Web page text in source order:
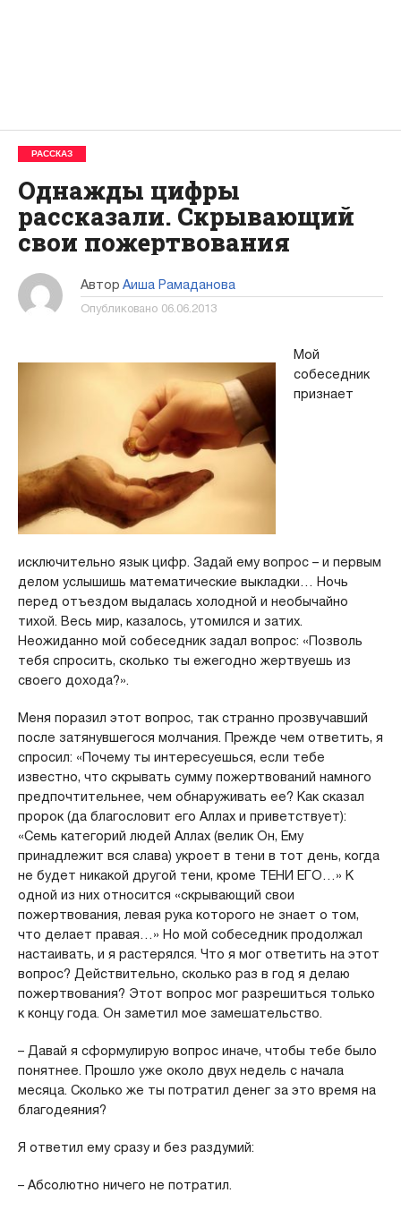
РАССКАЗ
Однажды цифры
рассказали. Скрывающий
свои пожертвования
Автор Аиша Рамаданова
Опубликовано 06.06.2013
Мой
собеседник
признает
исключительно язык цифр. Задай ему вопрос – и первым
делом услышишь математические выкладки… Ночь
перед отъездом выдалась холодной и необычайно
тихой. Весь мир, казалось, утомился и затих.
Неожиданно мой собеседник задал вопрос: «Позволь
тебя спросить, сколько ты ежегодно жертвуешь из
своего дохода?».
Меня поразил этот вопрос, так странно прозвучавший
после затянувшегося молчания. Прежде чем ответить, я
спросил: «Почему ты интересуешься, если тебе
известно, что скрывать сумму пожертвований намного
предпочтительнее, чем обнаруживать ее? Как сказал
пророк (да благословит его Аллах и приветствует):
«Семь категорий людей Аллах (велик Он, Ему
принадлежит вся слава) укроет в тени в тот день, когда
не будет никакой другой тени, кроме ТЕНИ ЕГО…» К
одной из них относится «скрывающий свои
пожертвования, левая рука которого не знает о том,
что делает правая…» Но мой собеседник продолжал
настаивать, и я растерялся. Что я мог ответить на этот
вопрос? Действительно, сколько раз в год я делаю
пожертвования? Этот вопрос мог разрешиться только
к концу года. Он заметил мое замешательство.
– Давай я сформулирую вопрос иначе, чтобы тебе было
понятнее. Прошло уже около двух недель с начала
месяца. Сколько же ты потратил денег за это время на
благодеяния?
Я ответил ему сразу и без раздумий:
– Абсолютно ничего не потратил.